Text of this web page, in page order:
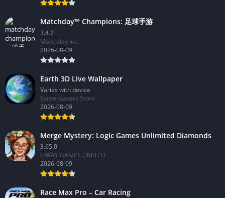
Matchday™ Champions: 足球手游
3.4.2
Matchday Inc.
2026-08-09
Earth 3D Live Wallpaper
Varies with device
Screensavers Store
2026-08-09
Merge Mystery: Logic Games Unlimited Diamonds
3.65.0
F-WAY GAMES LIMITED
2026-08-09
Race Max Pro – Car Racing